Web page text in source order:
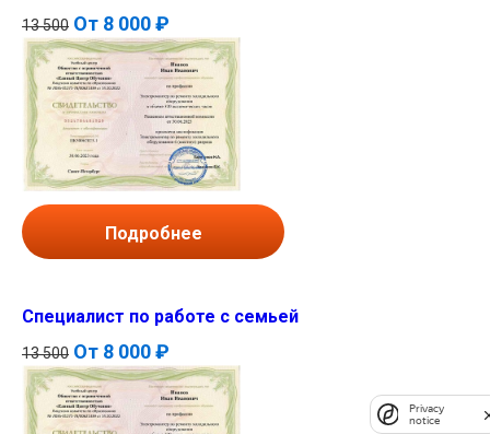
13 500 От 8 000 ₽
Подробнее
Специалист по работе с семьей
13 500 От 8 000 ₽
Privacy
notice